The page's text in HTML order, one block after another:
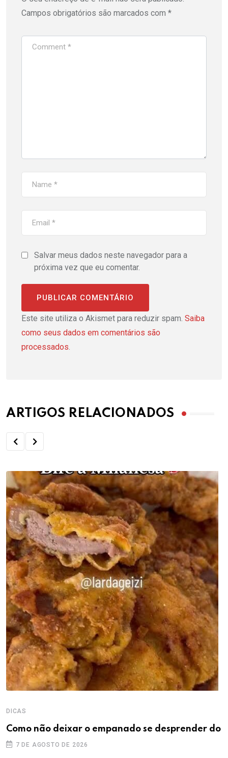
Campos obrigatórios são marcados com *
Salvar meus dados neste navegador para a
próxima vez que eu comentar.
Este site utiliza o Akismet para reduzir spam. Saiba
como seus dados em comentários são
processados.
ARTIGOS RELACIONADOS
DICAS
Como não deixar o empanado se desprender do
7 DE AGOSTO DE 2026